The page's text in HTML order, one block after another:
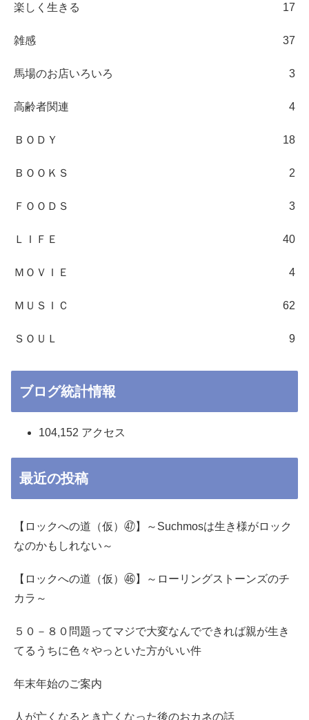
楽しく生きる 17
雑感 37
馬場のお店いろいろ 3
高齢者関連 4
ＢＯＤＹ 18
ＢＯＯＫＳ 2
ＦＯＯＤＳ 3
ＬＩＦＥ 40
ＭＯＶＩＥ 4
ＭＵＳＩＣ 62
ＳＯＵＬ 9
ブログ統計情報
104,152 アクセス
最近の投稿
【ロックへの道（仮）㊼】～Suchmosは生き様がロック
なのかもしれない～
【ロックへの道（仮）㊻】～ローリングストーンズのチ
カラ～
５０－８０問題ってマジで大変なんでできれば親が生き
てるうちに色々やっといた方がいい件
年末年始のご案内
人が亡くなるとき亡くなった後のおカネの話